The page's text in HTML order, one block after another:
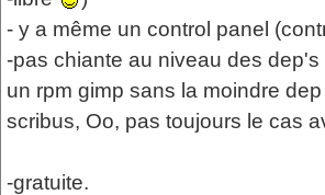
- y a même un control panel
-pas chiante au niveau des dep's
un rpm gimp sans la moindre
scribus, Oo, pas toujours le cas
-gratuite.